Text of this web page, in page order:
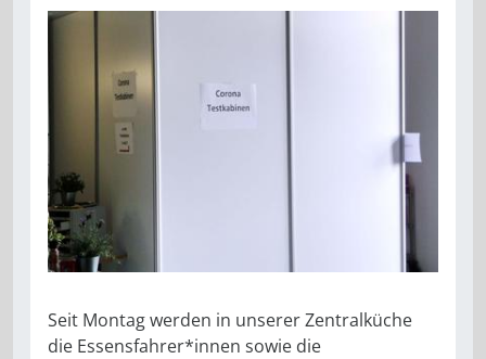
Seit Montag werden in unserer Zentralküche
die Essensfahrer*innen sowie die